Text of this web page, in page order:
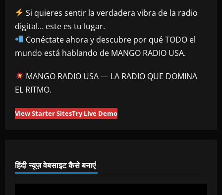
Si quieres sentir la verdadera vibra de la radio
digital… este es tu lugar.
Conéctate ahora y descubre por qué TODO el
mundo está hablando de MANGO RADIO USA.
MANGO RADIO USA — LA RADIO QUE DOMINA
EL RITMO.
View Starter SitesTry Live Demo
हिंदी न्यूज़ वेबसाइट कैसे बनाएं